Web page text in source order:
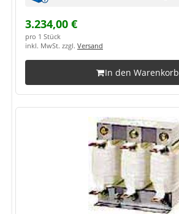
3.234,00 €
pro 1 Stück
inkl. MwSt. zzgl. Versand
In den Warenkorb